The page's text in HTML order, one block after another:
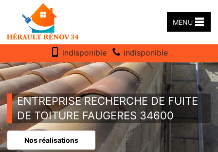
MENU
indisponible indisponible
ENTREPRISE RECHERCHE DE FUITE
DE TOITURE FAUGERES 34600
Nos réalisations